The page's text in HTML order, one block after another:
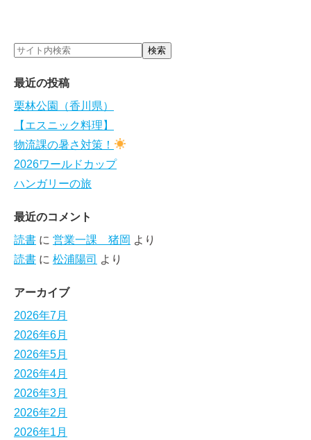
最近の投稿
栗林公園（香川県）
【エスニック料理】
物流課の暑さ対策！
2026ワールドカップ
ハンガリーの旅
最近のコメント
読書 に 営業一課 猪岡 より
読書 に 松浦陽司 より
アーカイブ
2026年7月
2026年6月
2026年5月
2026年4月
2026年3月
2026年2月
2026年1月